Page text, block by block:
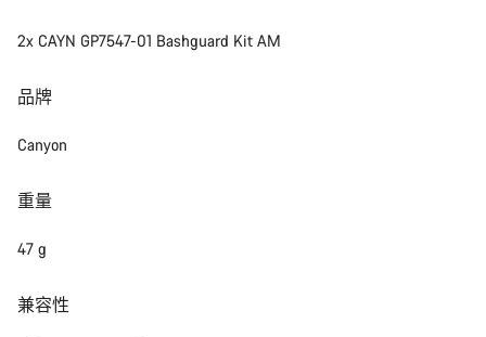
2x CAYN GP7547-01 Bashguard Kit AM
品牌
Canyon
重量
47 g
兼容性